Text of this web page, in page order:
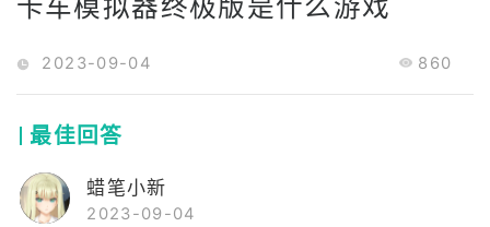
卡车模拟器终极版是什么游戏
2023-09-04 860
最佳回答
蜡笔小新
2023-09-04